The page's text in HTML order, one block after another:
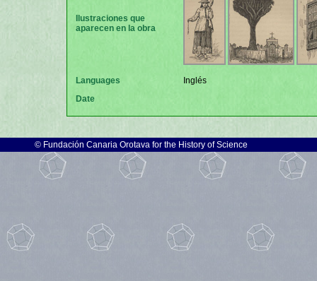
Ilustraciones que
aparecen en la obra
Languages
Inglés
Date
© Fundación Canaria Orotava for the History of Science